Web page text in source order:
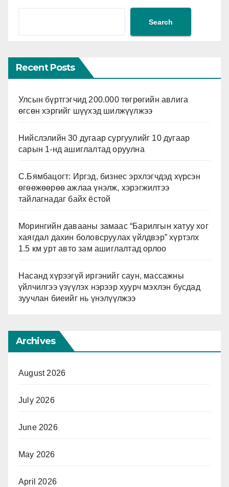
Search
Recent Posts
Улсын бүртгэгчид 200.000 төгрөгийн авлига
өгсөн хэргийг шүүхэд шилжүүлжээ
Нийслэлийн 30 дугаар сургуулийг 10 дугаар
сарын 1-нд ашиглалтад оруулна
С.Бямбацогт: Иргэд, бизнес эрхлэгчдэд хүрсэн
өгөөжөөрөө ажлаа үнэлж, хэрэгжилтээ
тайлагнадаг байх ёстой
Морингийн давааны замаас “Барилгын хатуу хог
хаягдал дахин боловсруулах үйлдвэр” хүртэлх
1.5 км урт авто зам ашиглалтад орлоо
Насанд хүрээгүй иргэнийг саун, массажны
үйлчилгээ үзүүлэх нэрээр хуурч мэхлэн бусдад
зуучлан биеийг нь үнэлүүлжээ
Archives
August 2026
July 2026
June 2026
May 2026
April 2026